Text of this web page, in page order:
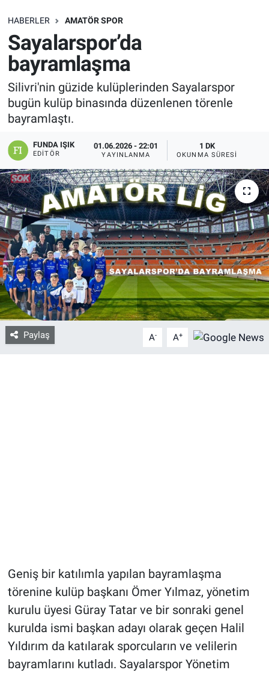
HABERLER AMATÖR SPOR
Sayalarspor’da
bayramlaşma
Silivri'nin güzide kulüplerinden Sayalarspor
bugün kulüp binasında düzenlenen törenle
bayramlaştı.
FUNDA IŞIK
EDITÖR
01.06.2026 - 22:01
YAYINLANMA
1 DK
OKUNMA SÜRESI
Paylaş A- A+
Geniş bir katılımla yapılan bayramlaşma
törenine kulüp başkanı Ömer Yılmaz, yönetim
kurulu üyesi Güray Tatar ve bir sonraki genel
kurulda ismi başkan adayı olarak geçen Halil
Yıldırım da katılarak sporcuların ve velilerin
bayramlarını kutladı. Sayalarspor Yönetim
SAĞLIK
EKONOMİ
EĞİTİM
ÖZEL HABER
Keşfet
ASTROLOJİ
MANŞET
RESMİ İLANLAR
İLAN
Bize ulaşın
İletişim/Künye